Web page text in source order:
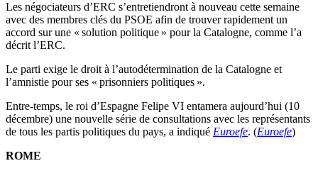
Les négociateurs d’ERC s’entretiendront à nouveau cette semaine
avec des membres clés du PSOE afin de trouver rapidement un
accord sur une « solution politique » pour la Catalogne, comme l’a
décrit l’ERC.
Le parti exige le droit à l’autodétermination de la Catalogne et
l’amnistie pour ses « prisonniers politiques ».
Entre-temps, le roi d’Espagne Felipe VI entamera aujourd’hui (10
décembre) une nouvelle série de consultations avec les représentants
de tous les partis politiques du pays, a indiqué Euroefe. (Euroefe)
ROME